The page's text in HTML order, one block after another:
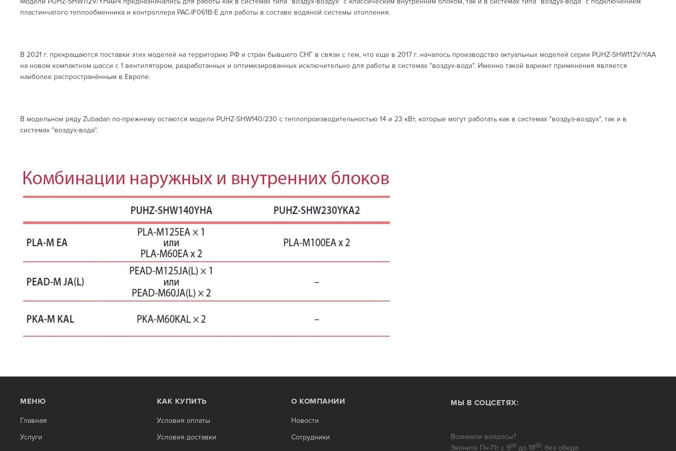
пластинчатого теплообменника и контроллера PAC-IF061B-E для работы в составе водяной системы отопления.
В 2021 г. прекращаются поставки этих моделей на территорию РФ и стран бывшего СНГ в связи с тем, что еще в 2017 г. началось производство актуальных моделей серии PUHZ-SHW112V/YAA
на новом компактном шасси с 1 вентилятором, разработанных и оптимизированных исключительно для работы в системах "воздух-вода". Именно такой вариант применения является
наиболее распространённым в Европе.
В модельном ряду Zubadan по-прежнему остаются модели PUHZ-SHW140/230 с теплопроизводительностью 14 и 23 кВт, которые могут работать как в системах "воздуз-воздух", так и в
системах "воздух-вода".
МЕНЮ
Главная
Услуги
КАК КУПИТЬ
Условия оплаты
Условия доставки
О КОМПАНИИ
Новости
Сотрудники
МЫ В СОЦСЕТЯХ:
Возникли вопросы?
Звоните Пн-Пт с 900 до 1800, без обеда